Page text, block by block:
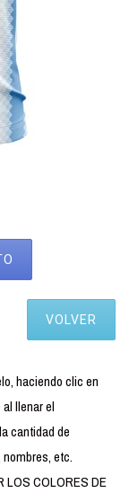
VOLVER
haciendo clic en
llenar el
cantidad de
etc.
LOS COLORES DE